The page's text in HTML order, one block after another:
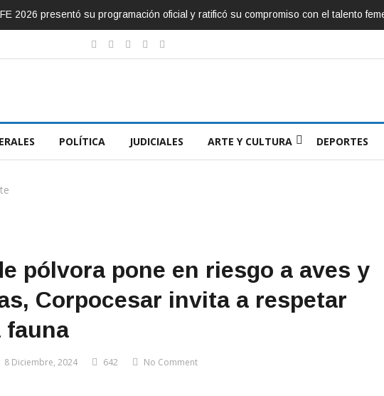
el presentador Alfonso Lizarazo, inspirador de Sábados Felices
POLÍTICA JUDICIALES ARTE Y CULTURA DEPORTES
pólvora pone en riesgo a aves y
Corpocesar invita a respetar
fauna
8 Diciembre, 2024 642 No Comment